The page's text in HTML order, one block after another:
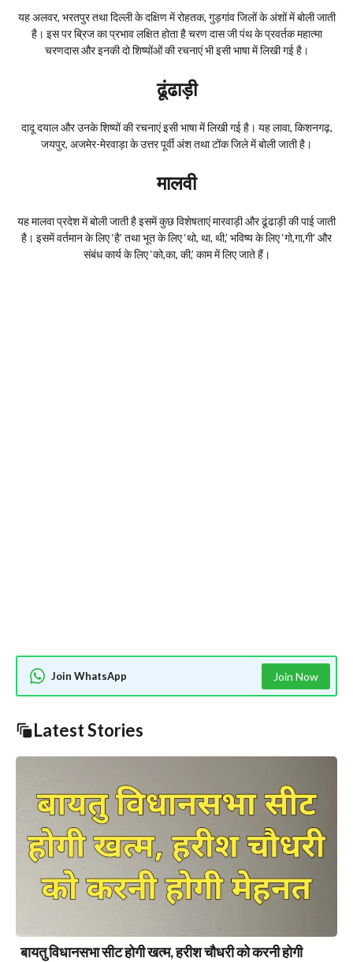
यह अलवर, भरतपुर तथा दिल्ली के दक्षिण में रोहतक, गुड़गांव जिलों के अंशों में बोली जाती
है। इस पर ब्रिज का प्रभाव लक्षित होता है चरण दास जी पंथ के प्रवर्तक महात्मा
चरणदास और इनकी दो शिष्योंओं की रचनाएं भी इसी भाषा में लिखी गई है।
ढूंढाड़ी
दादू दयाल और उनके शिष्यों की रचनाएं इसी भाषा में लिखी गई है। यह लावा, किशनगढ़,
जयपुर, अजमेर-मेरवाड़ा के उत्तर पूर्वी अंश तथा टोंक जिले में बोली जाती है।
मालवी
यह मालवा प्रदेश में बोली जाती है इसमें कुछ विशेषताएं मारवाड़ी और ढूंढाड़ी की पाई जाती
है। इसमें वर्तमान के लिए ‘है’ तथा भूत के लिए ‘थो, था, थी,’ भविष्य के लिए ‘गो,गा,गी’ और
संबंध कार्य के लिए ‘को,का, की,’ काम में लिए जाते हैं।
Join WhatsApp Join Now
Latest Stories
बायतु विधानसभा सीट होगी खत्म, हरीश चौधरी को करनी होगी